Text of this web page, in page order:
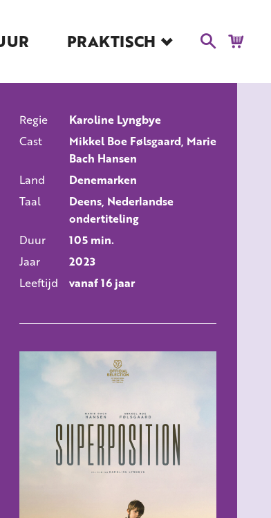
PRAKTISCH
Blog
Educatie
Kaartverkoop en
Tarieven
Over Het Ketelhuis
Vacatures
ALLE FILMS
Regie
Karoline Lyngbye
Cast
Mikkel Boe Følsgaard, Marie
Bach Hansen
Land
Denemarken
Taal
Deens, Nederlandse
ondertiteling
Duur
105 min.
Jaar
2023
Leeftijd
vanaf 16 jaar